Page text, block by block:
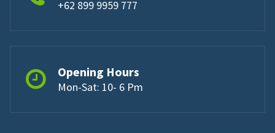
+62 899 9959 777
Opening Hours
Mon-Sat: 10- 6 Pm